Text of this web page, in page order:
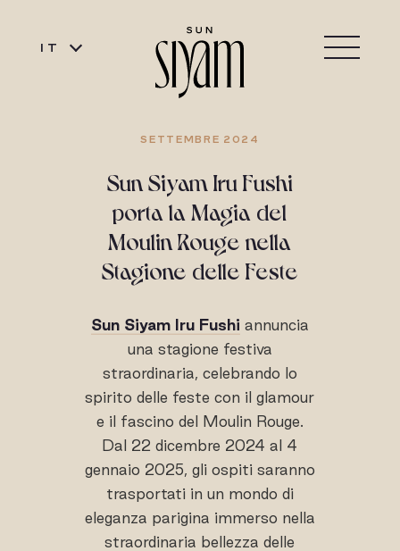
IT
SETTEMBRE 2024
Sun Siyam Iru Fushi
porta la Magia del
Moulin Rouge nella
Stagione delle Feste
Sun Siyam Iru Fushi annuncia
una stagione festiva
straordinaria, celebrando lo
spirito delle feste con il glamour
e il fascino del Moulin Rouge.
Dal 22 dicembre 2024 al 4
gennaio 2025, gli ospiti saranno
trasportati in un mondo di
eleganza parigina immerso nella
straordinaria bellezza delle